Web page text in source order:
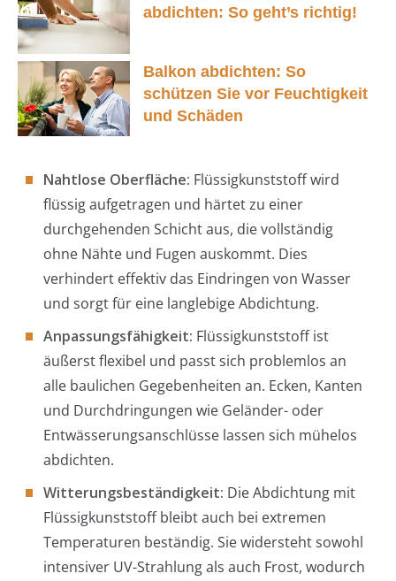
abdichten: So geht’s richtig!
Balkon abdichten: So
schützen Sie vor Feuchtigkeit
und Schäden
Nahtlose Oberfläche: Flüssigkunststoff wird
flüssig aufgetragen und härtet zu einer
durchgehenden Schicht aus, die vollständig
ohne Nähte und Fugen auskommt. Dies
verhindert effektiv das Eindringen von Wasser
und sorgt für eine langlebige Abdichtung.
Anpassungsfähigkeit: Flüssigkunststoff ist
äußerst flexibel und passt sich problemlos an
alle baulichen Gegebenheiten an. Ecken, Kanten
und Durchdringungen wie Geländer- oder
Entwässerungsanschlüsse lassen sich mühelos
abdichten.
Witterungsbeständigkeit: Die Abdichtung mit
Flüssigkunststoff bleibt auch bei extremen
Temperaturen beständig. Sie widersteht sowohl
intensiver UV-Strahlung als auch Frost, wodurch